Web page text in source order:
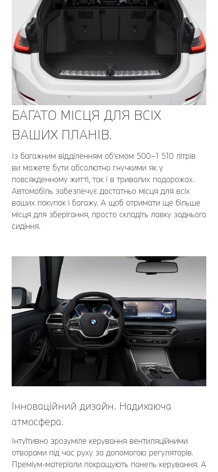
БАГАТО МІСЦЯ ДЛЯ ВСІХ
ВАШИХ ПЛАНІВ.
Із багажним відділенням об'ємом 500–1 510 літрів
ви можете бути абсолютно гнучкими як у
повсякденному житті, так і в тривалих подорожах.
Автомобіль забезпечує достатньо місця для всіх
ваших покупок і багажу. А щоб отримати ще більше
місця для зберігання, просто складіть лавку заднього
сидіння.
Інноваційний дизайн. Надихаюча
атмосфера.
Інтуїтивно зрозуміле керування вентиляційними
отворами під час руху за допомогою регуляторів.
Преміум-матеріали покращують панель керування. А